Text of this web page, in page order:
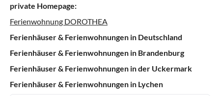
private Homepage:
Ferienwohnung DOROTHEA
Ferienhäuser & Ferienwohnungen in Deutschland
Ferienhäuser & Ferienwohnungen in Brandenburg
Ferienhäuser & Ferienwohnungen in der Uckermark
Ferienhäuser & Ferienwohnungen in Lychen